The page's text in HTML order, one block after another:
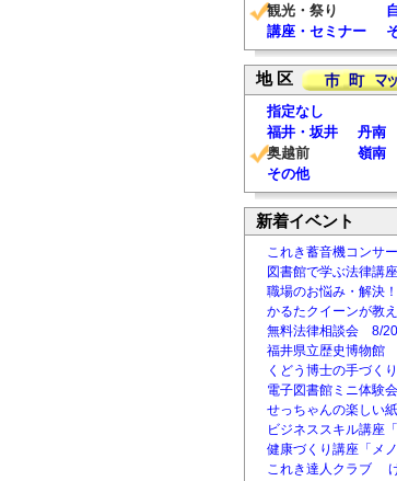
観光・祭り
講座・セミナー
地 区
指定なし
福井・坂井
丹南
奥越前
嶺南
その他
新着イベント
これき蓄音機コンサ
図書館で学ぶ法律講
職場のお悩み・解決
かるたクイーンが教
無料法律相談会 8/20
福井県立歴史博物館
くどう博士の手づく
電子図書館ミニ体験
せっちゃんの楽しい
ビジネススキル講座
健康づくり講座「メ
これき達人クラブ